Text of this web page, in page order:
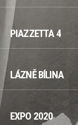
PIAZZETTA 4
LÁZNĚ BÍLINA
EXPO 2020